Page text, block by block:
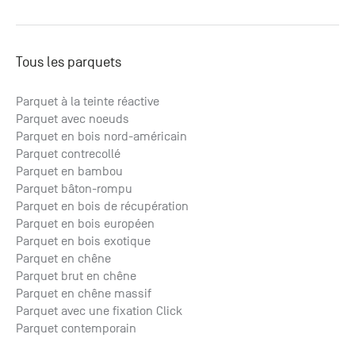
Tous les parquets
Parquet à la teinte réactive
Parquet avec noeuds
Parquet en bois nord-américain
Parquet contrecollé
Parquet en bambou
Parquet bâton-rompu
Parquet en bois de récupération
Parquet en bois européen
Parquet en bois exotique
Parquet en chêne
Parquet brut en chêne
Parquet en chêne massif
Parquet avec une fixation Click
Parquet contemporain